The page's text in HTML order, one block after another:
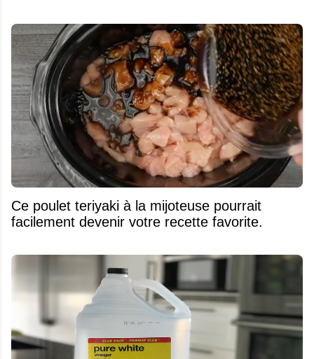
Ce poulet teriyaki à la mijoteuse pourrait
facilement devenir votre recette favorite.